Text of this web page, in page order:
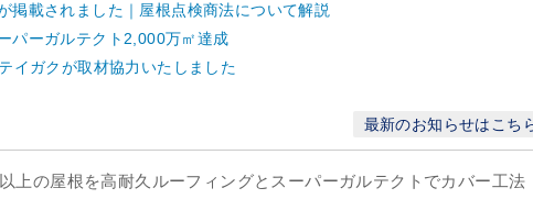
掲載されました｜屋根点検商法について解説
パーガルテクト2,000万㎡達成
イガクが取材協力いたしました
最新のお知らせはこち
上の屋根を高耐久ルーフィングとスーパーガルテクトでカバー工法